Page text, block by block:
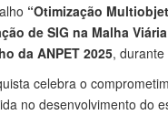
“Otimização
de SIG na Malha
da ANPET 2025,
celebra o
no desenvolvimento do